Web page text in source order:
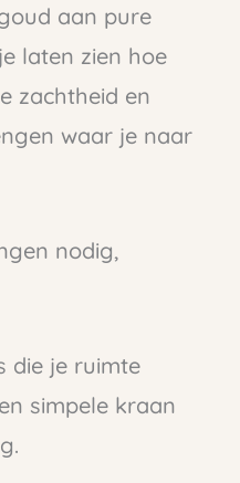
aan pure
laten zien hoe
zachtheid en
waar je naar
nodig,
die je ruimte
simpele kraan